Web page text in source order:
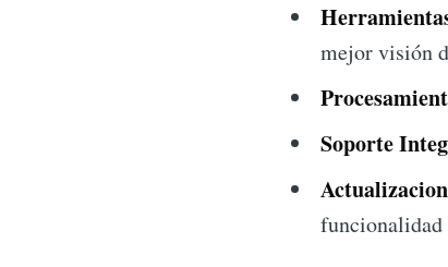
mejor visión
Soporte
funcionalidad